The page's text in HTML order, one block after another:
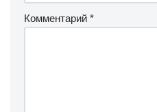
Комментарий *